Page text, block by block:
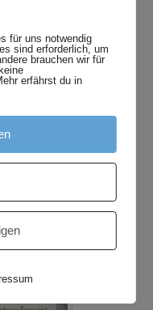
für uns notwendig
sind erforderlich, um
brauchen wir für
erfährst du in